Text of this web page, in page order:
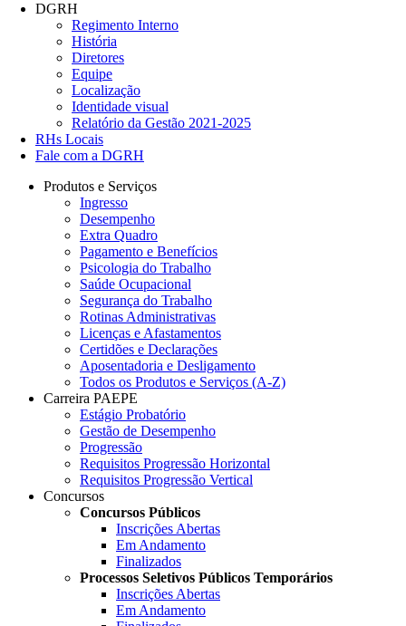
DGRH
Regimento Interno
História
Diretores
Equipe
Localização
Identidade visual
Relatório da Gestão 2021-2025
RHs Locais
Fale com a DGRH
Produtos e Serviços
Ingresso
Desempenho
Extra Quadro
Pagamento e Benefícios
Psicologia do Trabalho
Saúde Ocupacional
Segurança do Trabalho
Rotinas Administrativas
Licenças e Afastamentos
Certidões e Declarações
Aposentadoria e Desligamento
Todos os Produtos e Serviços (A-Z)
Carreira PAEPE
Estágio Probatório
Gestão de Desempenho
Progressão
Requisitos Progressão Horizontal
Requisitos Progressão Vertical
Concursos
Concursos Públicos
Inscrições Abertas
Em Andamento
Finalizados
Processos Seletivos Públicos Temporários
Inscrições Abertas
Em Andamento